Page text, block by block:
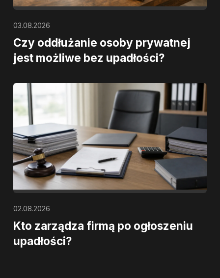
03.08.2026
Czy oddłużanie osoby prywatnej
jest możliwe bez upadłości?
02.08.2026
Kto zarządza firmą po ogłoszeniu
upadłości?